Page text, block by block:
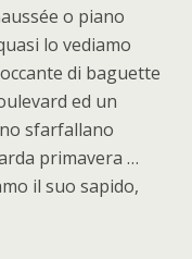
o piano
lo vediamo
di baguette
ed un
sfarfallano
primavera …
il suo sapido,